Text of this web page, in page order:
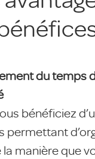
du temps
bénéficiez
permettant
manière que